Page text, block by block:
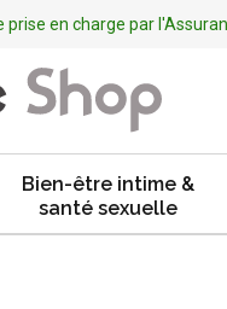
prise en charge par
Bien-être intime &
santé sexuelle